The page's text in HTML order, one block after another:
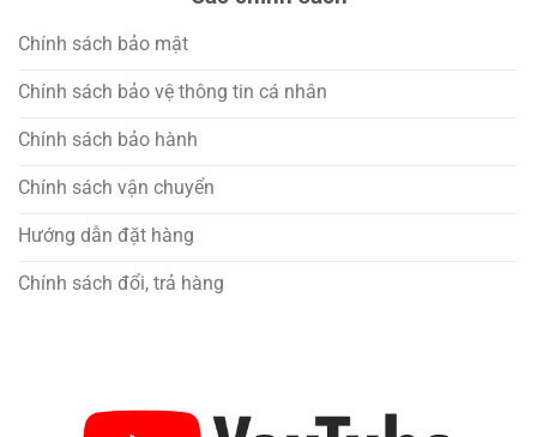
Chính sách bảo mật
Chính sách bảo vệ thông tin cá nhân
Chính sách bảo hành
Chính sách vận chuyển
Hướng dẫn đặt hàng
Chính sách đổi, trả hàng